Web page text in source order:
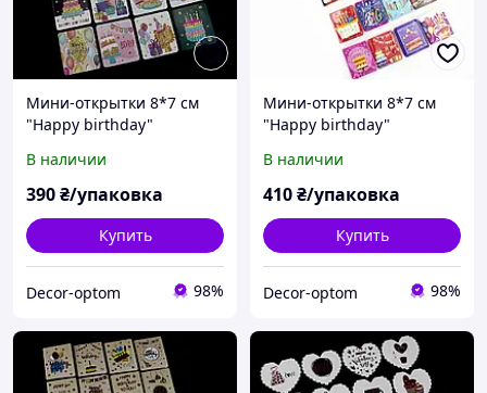
Мини-открытки 8*7 см
"Happy birthday"
В наличии
390₴/упаковка
Купить
Decor-optom 98%
Мини-открытки 8*7 см
"Happy birthday"
В наличии
410₴/упаковка
Купить
Decor-optom 98%